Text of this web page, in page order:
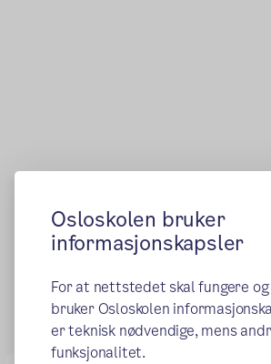
Osloskolen bruker
informasjonskapsler
For at nettstedet skal fungere
bruker Osloskolen
er teknisk nødvendige, mens
funksjonalitet.